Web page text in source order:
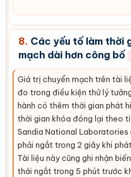
8. Các yếu tố làm thời
mạch dài hơn công bố
Giá trị chuyển mạch trên tài
đo trong điều kiện thử lý
hành có thêm thời gian phát
thời gian khóa đóng lại theo
Sandia National Laboratories
phải ngắt trong 2 giây khi
Tài liệu này cũng ghi nhận
thái ngắt trong 5 phút trước